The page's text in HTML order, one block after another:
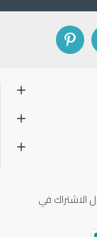
الاشتراك في